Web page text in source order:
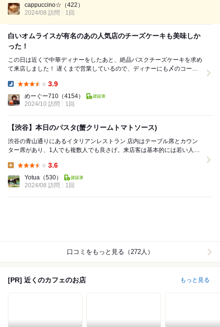
はん』にしてみました。 ア...
cappuccino☆ （422）
2024/08 訪問
1回
白いオムライスが有名のあの人気店のチーズケーキも美味しか
った！
この日は近くで中華ディナーをしたあと、絶品バスクチーズケーキを求め
て来店しました！ 遅くまで営業しているので、ディナーにも〆のコーヒ
3.9
めーぐー710 （4154）
2024/10 訪問
1回
【渋谷】本日のパスタ(蟹クリームトマトソース)
渋谷の青山通りにあるイタリアンレストラン 店内はテーブル席とカウン
ター席があり、1人でも複数人でも良さげ。来店客は基本的には若い人が
3.6
Yotua （530）
2024/08 訪問
1回
口コミをもっと見る（272人）
[PR] 近くのカフェのお店 もっと見る